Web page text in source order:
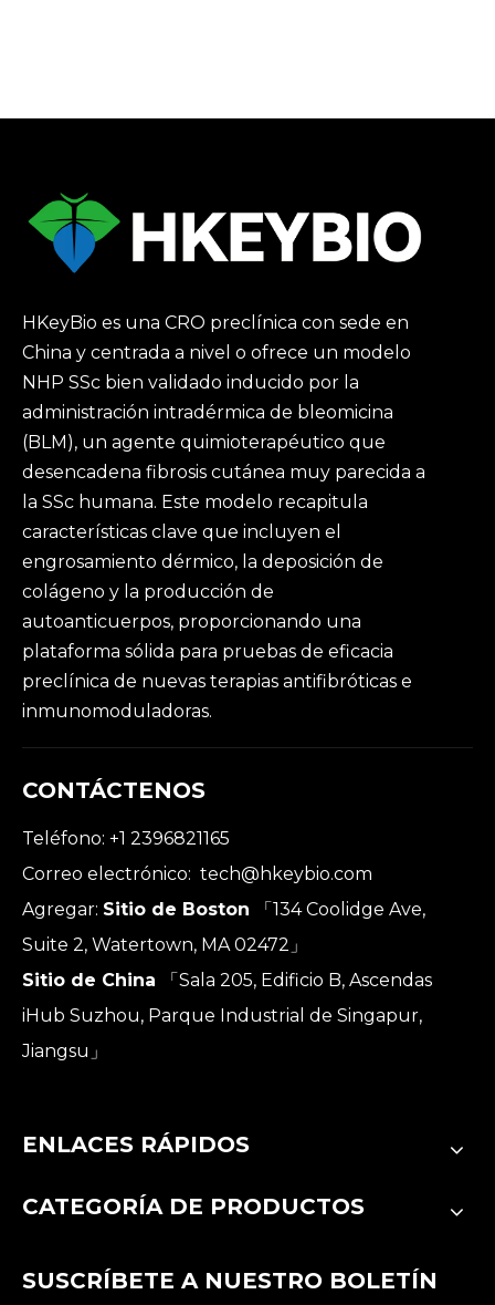
HKeyBio es una CRO preclínica con sede en
China y centrada a nivel o ofrece un modelo
NHP SSc bien validado inducido por la
administración intradérmica de bleomicina
(BLM), un agente quimioterapéutico que
desencadena fibrosis cutánea muy parecida a
la SSc humana. Este modelo recapitula
características clave que incluyen el
engrosamiento dérmico, la deposición de
colágeno y la producción de
autoanticuerpos, proporcionando una
plataforma sólida para pruebas de eficacia
preclínica de nuevas terapias antifibróticas e
inmunomoduladoras.
CONTÁCTENOS
Teléfono: +1 2396821165
Correo electrónico: tech@hkeybio.com
Agregar: Sitio de Boston
「134 Coolidge Ave,
Suite 2, Watertown, MA 02472」
Sitio de China
「Sala 205, Edificio B, Ascendas
iHub Suzhou, Parque Industrial de Singapur,
Jiangsu」
ENLACES RÁPIDOS
CATEGORÍA DE PRODUCTOS
SUSCRÍBETE A NUESTRO BOLETÍN